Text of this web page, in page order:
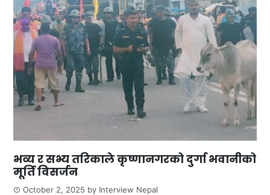
भव्य र सभ्य तरिकाले कृष्णानगरको दुर्गा भवानीको
मूर्ति विसर्जन
October 2, 2025 by Interview Nepal